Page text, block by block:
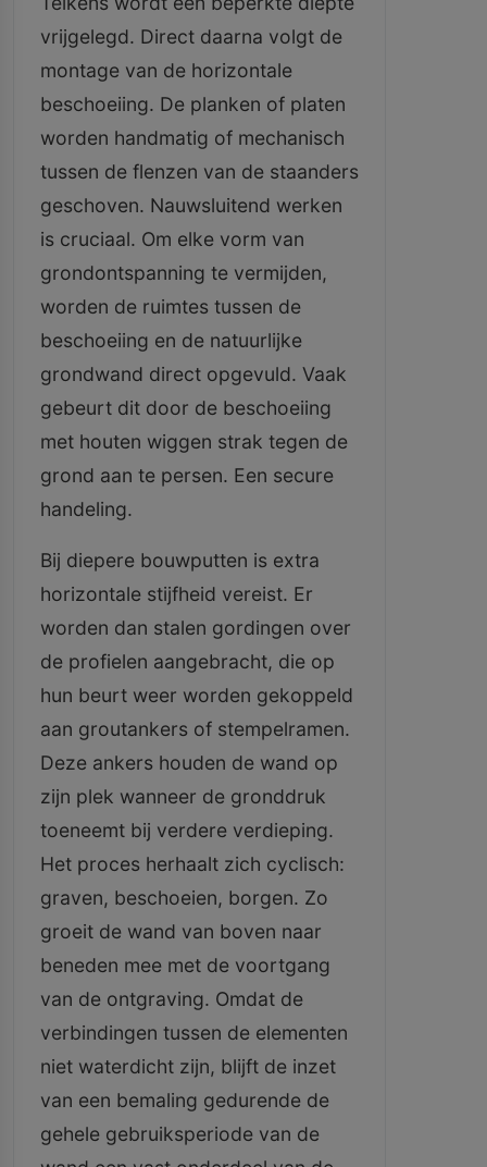
vrijgelegd. Direct daarna volgt de
montage van de horizontale
beschoeiing. De planken of platen
worden handmatig of mechanisch
tussen de flenzen van de staanders
geschoven. Nauwsluitend werken
is cruciaal. Om elke vorm van
grondontspanning te vermijden,
worden de ruimtes tussen de
beschoeiing en de natuurlijke
grondwand direct opgevuld. Vaak
gebeurt dit door de beschoeiing
met houten wiggen strak tegen de
grond aan te persen. Een secure
handeling.
Bij diepere bouwputten is extra
horizontale stijfheid vereist. Er
worden dan stalen gordingen over
de profielen aangebracht, die op
hun beurt weer worden gekoppeld
aan groutankers of stempelramen.
Deze ankers houden de wand op
zijn plek wanneer de gronddruk
toeneemt bij verdere verdieping.
Het proces herhaalt zich cyclisch:
graven, beschoeien, borgen. Zo
groeit de wand van boven naar
beneden mee met de voortgang
van de ontgraving. Omdat de
verbindingen tussen de elementen
niet waterdicht zijn, blijft de inzet
van een bemaling gedurende de
gehele gebruiksperiode van de